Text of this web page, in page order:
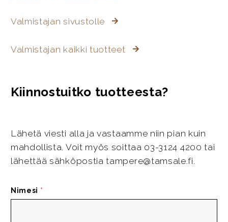
Valmistajan sivustolle
Valmistajan kaikki tuotteet
Kiinnostuitko tuotteesta?
Lähetä viesti alla ja vastaamme niin pian kuin
mahdollista. Voit myös soittaa 03-3124 4200 tai
lähettää sähköpostia tampere@tamsale.fi.
Nimesi *